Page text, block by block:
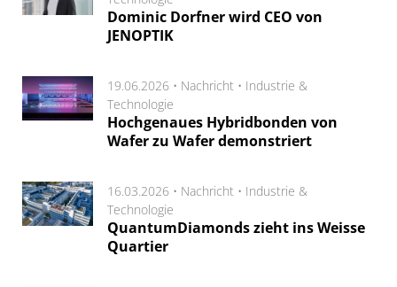
Dominic Dorfner wird CEO von
JENOPTIK
19.06.2026 • Nachricht • Industrie &
Technologie
Hochgenaues Hybridbonden von
Wafer zu Wafer demonstriert
16.03.2026 • Nachricht • Industrie &
Technologie
QuantumDiamonds zieht ins Weisse
Quartier